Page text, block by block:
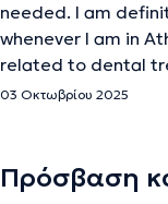
needed. I am
whenever I am in
related to dental
03 Οκτωβρίου 2025
Πρόσβαση